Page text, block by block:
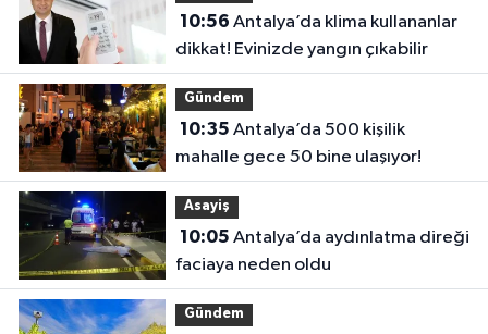
10:56
dikkat! Evinizde yangın çıkabilir
Gündem
10:35
mahalle gece 50 bine ulaşıyor!
Asayiş
10:05
faciaya neden oldu
Gündem